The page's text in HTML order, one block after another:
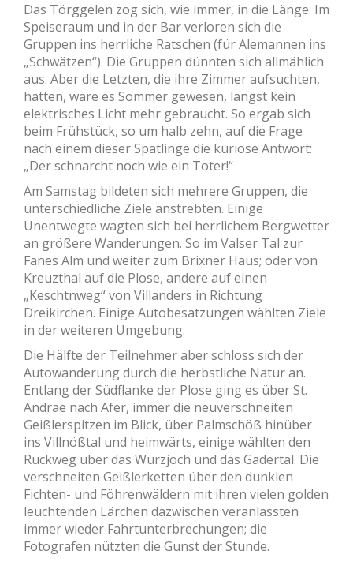
Das Törggelen zog sich, wie immer, in die Länge. Im
Speiseraum und in der Bar verloren sich die
Gruppen ins herrliche Ratschen (für Alemannen ins
„Schwätzen“). Die Gruppen dünnten sich allmählich
aus. Aber die Letzten, die ihre Zimmer aufsuchten,
hätten, wäre es Sommer gewesen, längst kein
elektrisches Licht mehr gebraucht. So ergab sich
beim Frühstück, so um halb zehn, auf die Frage
nach einem dieser Spätlinge die kuriose Antwort:
„Der schnarcht noch wie ein Toter!“
Am Samstag bildeten sich mehrere Gruppen, die
unterschiedliche Ziele anstrebten. Einige
Unentwegte wagten sich bei herrlichem Bergwetter
an größere Wanderungen. So im Valser Tal zur
Fanes ­Alm und weiter zum Brixner Haus; oder von
Kreuzthal auf die Plose, andere auf einen
„Keschtnweg“ von Villanders in Richtung
Dreikirchen. Einige Autobesatzungen wählten Ziele
in der weiteren Umgebung.
Die Hälfte der Teilnehmer aber schloss sich der
Autowanderung durch die herbstliche Natur an.
Entlang der Südflanke der Plose ging es über St.
Andrae nach Afer, immer die neuverschneiten
Geißlerspitzen im Blick, über Palmschöß hinüber
ins Villnößtal und heimwärts, einige wählten den
Rückweg über das Würzjoch und das Gadertal. Die
verschneiten Geißlerketten über den dunklen
Fichten- und Föhrenwäldern mit ihren vielen golden
leuchtenden Lärchen dazwischen veranlassten
immer wieder Fahrtunterbrechungen; die
Fotografen nützten die Gunst der Stunde.